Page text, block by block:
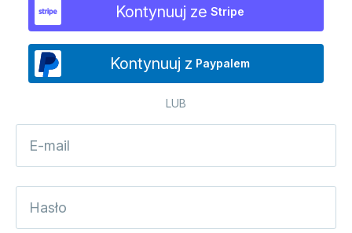
Kontynuuj ze Stripe
Kontynuuj z Paypalem
LUB